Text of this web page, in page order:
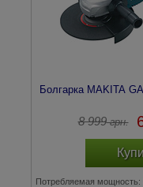
Болгарка MAKITA
8 999грн.
Потребляемая мощность: